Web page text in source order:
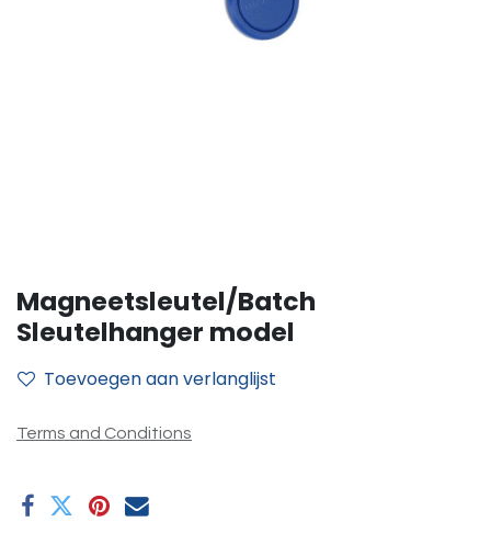
Magneetsleutel/Batch
Sleutelhanger model
Toevoegen aan verlanglijst
Terms and Conditions